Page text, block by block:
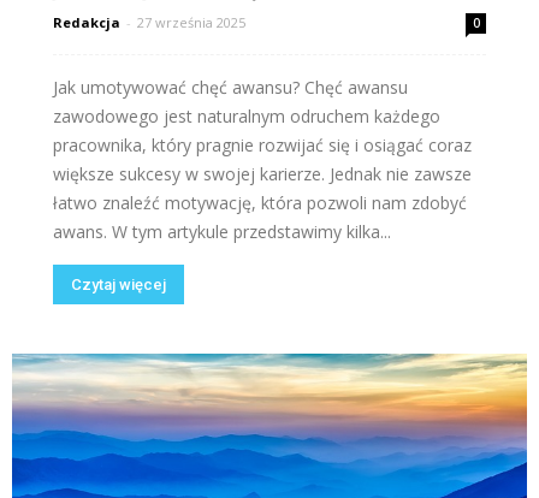
Redakcja - 27 września 2025 0
Jak umotywować chęć awansu? Chęć awansu
zawodowego jest naturalnym odruchem każdego
pracownika, który pragnie rozwijać się i osiągać coraz
większe sukcesy w swojej karierze. Jednak nie zawsze
łatwo znaleźć motywację, która pozwoli nam zdobyć
awans. W tym artykule przedstawimy kilka...
Czytaj więcej